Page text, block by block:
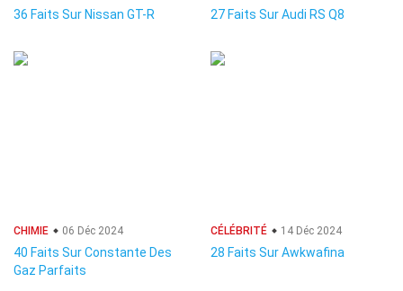
36 Faits Sur Nissan GT-R 27 Faits Sur Audi RS Q8
CHIMIE 06 Déc 2024
40 Faits Sur Constante Des
Gaz Parfaits
CÉLÉBRITÉ 14 Déc 2024
28 Faits Sur Awkwafina